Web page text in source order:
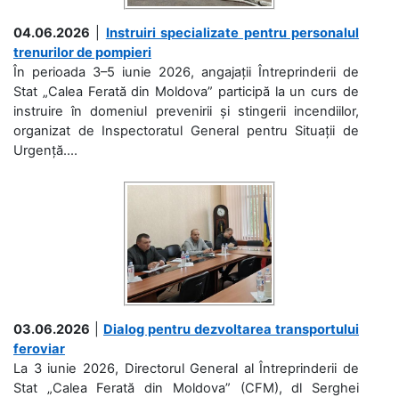
04.06.2026
Instruiri specializate pentru personalul
trenurilor de pompieri
În perioada 3–5 iunie 2026, angajații Întreprinderii de
Stat „Calea Ferată din Moldova” participă la un curs de
instruire în domeniul prevenirii și stingerii incendiilor,
organizat de Inspectoratul General pentru Situații de
Urgență....
03.06.2026
Dialog pentru dezvoltarea transportului
feroviar
La 3 iunie 2026, Directorul General al Întreprinderii de
Stat „Calea Ferată din Moldova” (CFM), dl Serghei